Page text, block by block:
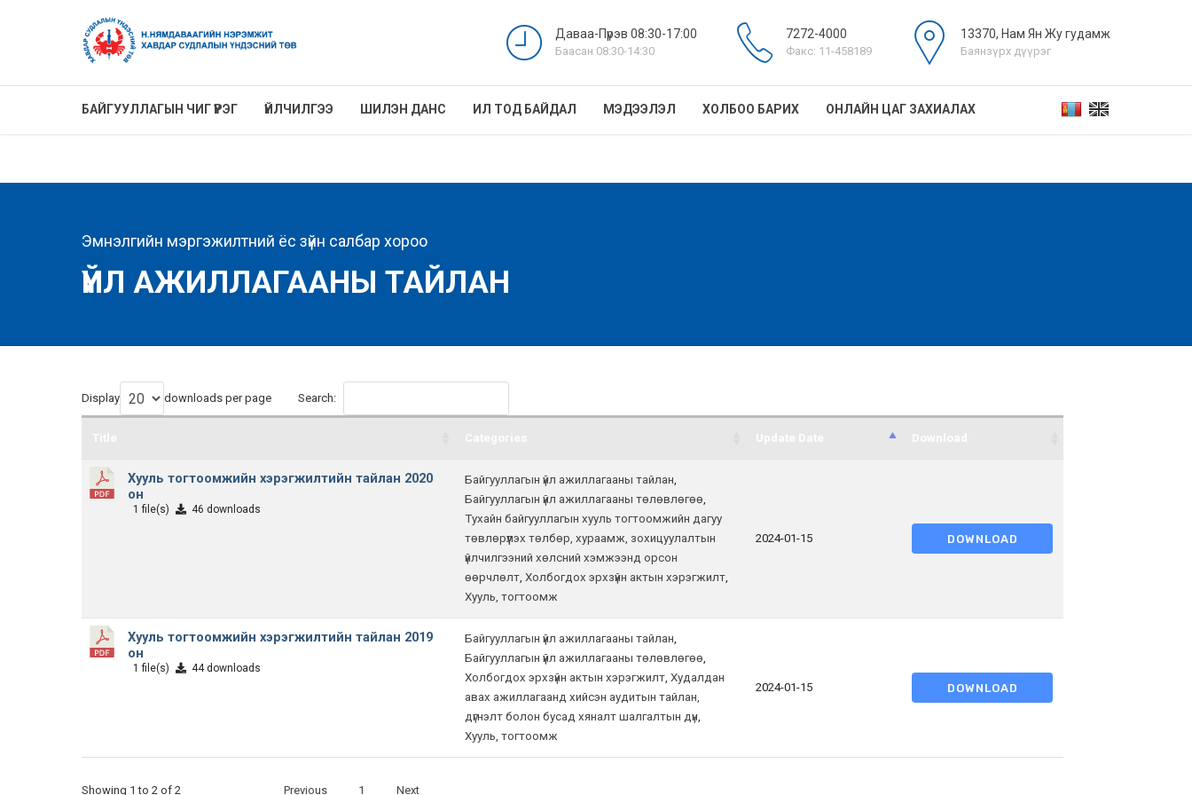
Даваа-Пүрэв 08:30-17:00
Баасан 08:30-14:30
7272-4000
Факс: 11-458189
13370, Нам Ян Жу гудамж
Баянзүрх дүүрэг
БАЙГУУЛЛАГЫН ЧИГ ҮҮРЭГ ҮЙЛЧИЛГЭЭ ШИЛЭН ДАНС ИЛ ТОД БАЙДАЛ МЭДЭЭЛЭЛ ХОЛБОО БАРИХ ОНЛАЙН ЦАГ ЗАХИАЛАХ
Эмнэлгийн мэргэжилтний ёс зүйн салбар хороо
ҮЙЛ АЖИЛЛАГААНЫ ТАЙЛАН
Display downloads per page Search:
Хууль тогтоомжийн хэрэгжилтийн тайлан 2020
он
1 file(s) 46 downloads
Байгууллагын үйл ажиллагааны тайлан,
Байгууллагын үйл ажиллагааны төлөвлөгөө,
Тухайн байгууллагын хууль тогтоомжийн дагуу
төвлөрүүлэх төлбөр, хураамж, зохицуулалтын
үйлчилгээний хөлсний хэмжээнд орсон
өөрчлөлт, Холбогдох эрхзүйн актын хэрэгжилт,
Хууль, тогтоомж
2024-01-15 DOWNLOAD
Хууль тогтоомжийн хэрэгжилтийн тайлан 2019
он
1 file(s) 44 downloads
Байгууллагын үйл ажиллагааны тайлан,
Байгууллагын үйл ажиллагааны төлөвлөгөө,
Холбогдох эрхзүйн актын хэрэгжилт, Худалдан
авах ажиллагаанд хийсэн аудитын тайлан,
дүгнэлт болон бусад хяналт шалгалтын дүн,
Хууль, тогтоомж
2024-01-15 DOWNLOAD
Showing 1 to 2 of 2
Previous 1 Next